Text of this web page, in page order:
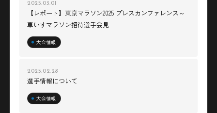
2025.03.01
【レポート】東京マラソン2025 プレスカンファレンス～
車いすマラソン招待選手会見
大会情報
2025.02.28
選手情報について
大会情報